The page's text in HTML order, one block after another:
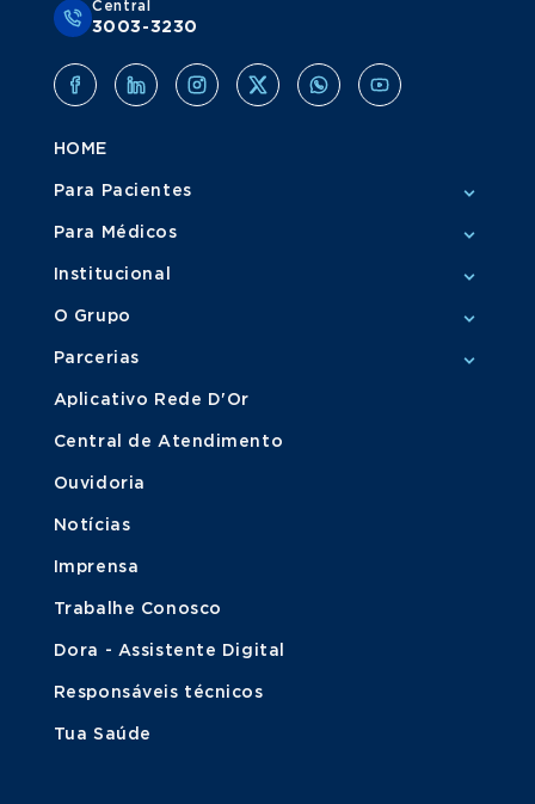
Central
3003-3230
HOME
Para Pacientes
Para Médicos
Institucional
O Grupo
Parcerias
Aplicativo Rede D'Or
Central de Atendimento
Ouvidoria
Notícias
Imprensa
Trabalhe Conosco
Dora - Assistente Digital
Responsáveis técnicos
Tua Saúde